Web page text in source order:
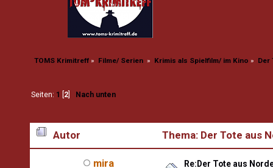
TOMS Krimitreff» Filme/ Serien » Krimis als Spielfilm/ im Kino » Der
Seiten: 1 2 Nach unten
Autor Thema: Der Tote aus
mira
Re:Der Tote aus